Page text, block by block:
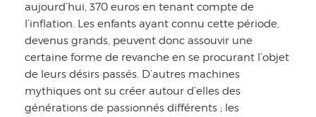
aujourd’hui, 370 euros en tenant compte de
l’inflation. Les enfants ayant connu cette période,
devenus grands, peuvent donc assouvir une
certaine forme de revanche en se procurant l’objet
de leurs désirs passés. D’autres machines
mythiques ont su créer autour d’elles des
générations de passionnés différents ; les